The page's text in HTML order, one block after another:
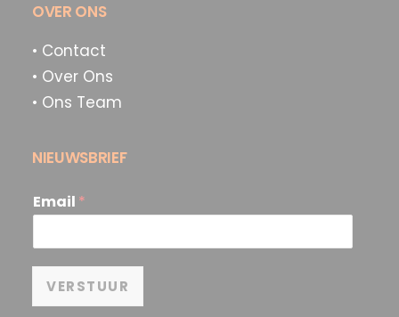
OVER ONS
• Contact
• Over Ons
• Ons Team
NIEUWSBRIEF
Email *
VERSTUUR